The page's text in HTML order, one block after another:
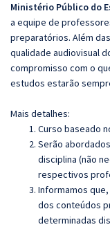
Ministério Público do
a equipe de
preparatórios. Além
qualidade audiovisual
compromisso com o
estudos estarão
Mais detalhes:
Curso baseado
Serão
disciplina (não
respectivos
Informamos
dos conteúdos
determinadas